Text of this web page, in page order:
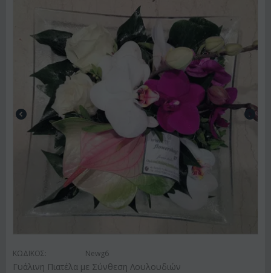
ΚΩΔΙΚΟΣ: Newg6
Γυάλινη Πιατέλα με Σύνθεση Λουλουδιών